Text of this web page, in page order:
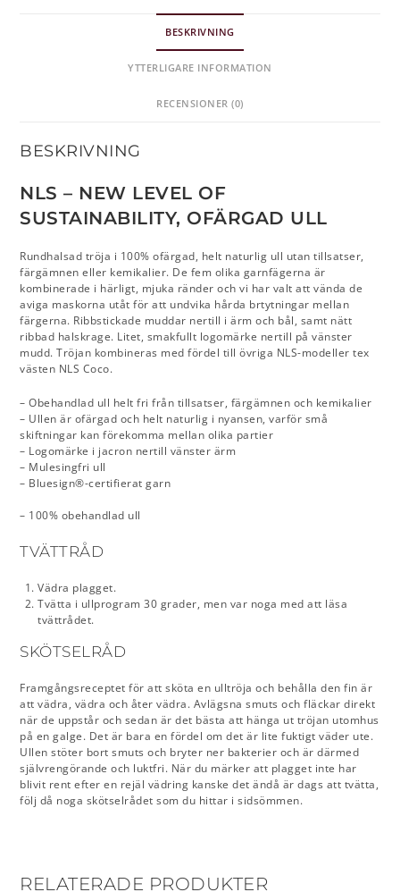
BESKRIVNING
YTTERLIGARE INFORMATION
RECENSIONER (0)
BESKRIVNING
NLS – NEW LEVEL OF
SUSTAINABILITY, OFÄRGAD ULL
Rundhalsad tröja i 100% ofärgad, helt naturlig ull utan tillsatser,
färgämnen eller kemikalier. De fem olika garnfägerna är
kombinerade i härligt, mjuka ränder och vi har valt att vända de
aviga maskorna utåt för att undvika hårda brtytningar mellan
färgerna. Ribbstickade muddar nertill i ärm och bål, samt nätt
ribbad halskrage. Litet, smakfullt logomärke nertill på vänster
mudd. Tröjan kombineras med fördel till övriga NLS-modeller tex
västen NLS Coco.
– Obehandlad ull helt fri från tillsatser, färgämnen och kemikalier
– Ullen är ofärgad och helt naturlig i nyansen, varför små
skiftningar kan förekomma mellan olika partier
– Logomärke i jacron nertill vänster ärm
– Mulesingfri ull
– Bluesign®-certifierat garn
– 100% obehandlad ull
TVÄTTRÅD
Vädra plagget.
Tvätta i ullprogram 30 grader, men var noga med att läsa
tvättrådet.
SKÖTSELRÅD
Framgångsreceptet för att sköta en ulltröja och behålla den fin är
att vädra, vädra och åter vädra. Avlägsna smuts och fläckar direkt
när de uppstår och sedan är det bästa att hänga ut tröjan utomhus
på en galge. Det är bara en fördel om det är lite fuktigt väder ute.
Ullen stöter bort smuts och bryter ner bakterier och är därmed
självrengörande och luktfri. När du märker att plagget inte har
blivit rent efter en rejäl vädring kanske det ändå är dags att tvätta,
följ då noga skötselrådet som du hittar i sidsömmen.
RELATERADE PRODUKTER